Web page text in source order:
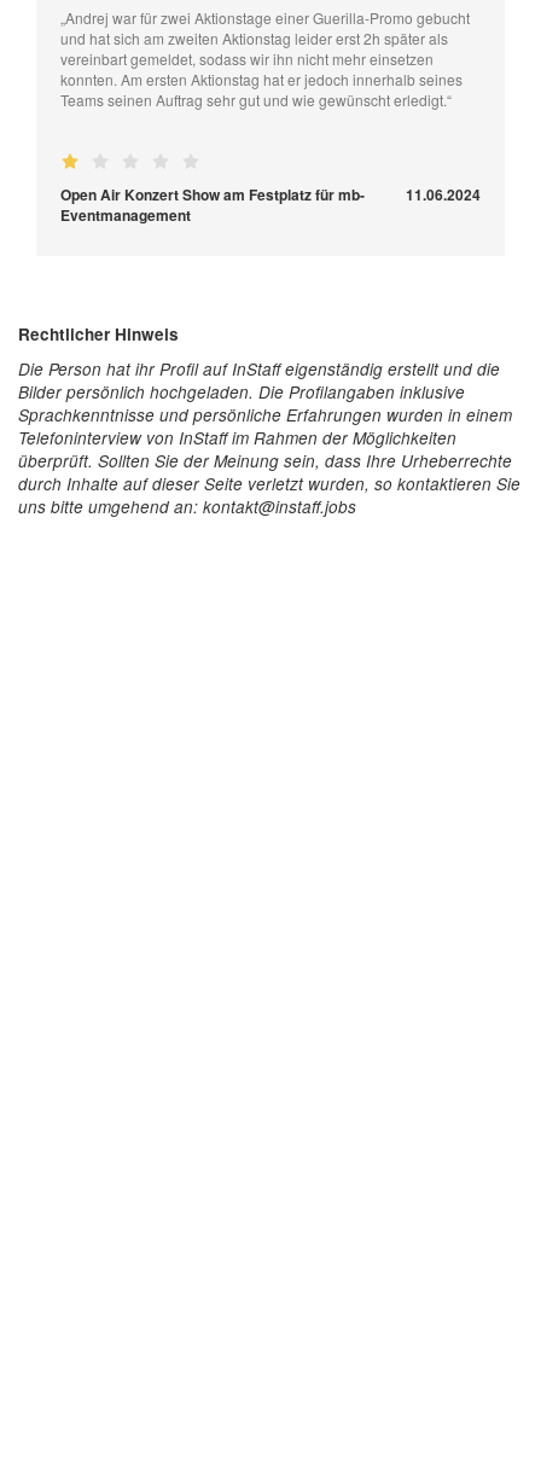
„Andrej war für zwei Aktionstage einer Guerilla-Promo gebucht
und hat sich am zweiten Aktionstag leider erst 2h später als
vereinbart gemeldet, sodass wir ihn nicht mehr einsetzen
konnten. Am ersten Aktionstag hat er jedoch innerhalb seines
Teams seinen Auftrag sehr gut und wie gewünscht erledigt.“
Open Air Konzert Show am Festplatz für mb-
Eventmanagement
11.06.2024
Rechtlicher Hinweis
Die Person hat ihr Profil auf InStaff eigenständig erstellt und die
Bilder persönlich hochgeladen. Die Profilangaben inklusive
Sprachkenntnisse und persönliche Erfahrungen wurden in einem
Telefoninterview von InStaff im Rahmen der Möglichkeiten
überprüft. Sollten Sie der Meinung sein, dass Ihre Urheberrechte
durch Inhalte auf dieser Seite verletzt wurden, so kontaktieren Sie
uns bitte umgehend an: kontakt@instaff.jobs